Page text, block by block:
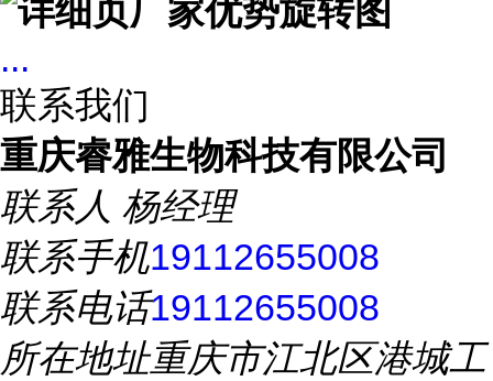
...
联系我们
重庆睿雅生物科技有限公司
联系人 杨经理
联系手机19112655008
联系电话19112655008
所在地址重庆市江北区港城工